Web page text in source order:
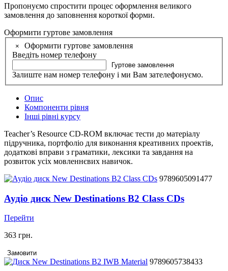
Пропонуємо спростити процес оформлення великого
замовлення до заповнення короткої форми.
Оформити гуртове замовлення
×
Оформити гуртове замовлення
Введіть номер телефону
Гуртове замовлення
Залиште нам номер телефону і ми Вам зателефонуємо.
Опис
Компоненти рівня
Інші рівні курсу
Teacher’s Resource CD-ROM включає тести до матеріалу
підручника, портфоліо для виконання креативних проектів,
додаткові вправи з граматики, лексики та завдання на
розвиток усіх мовленнєвих навичок.
9789605091477
Аудіо диск New Destinations B2 Class CDs
Перейти
363 грн.
Замовити
9789605738433